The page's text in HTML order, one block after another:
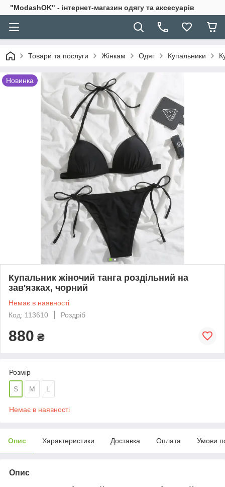
"ModashOK" - інтернет-магазин одягу та аксесуарів
Товари та послуги Жінкам Одяг Купальники
Новинка
Купальник жіночий танга роздільний на
зав'язках, чорний
Немає в наявності
Код: 113610
Роздріб
880 ₴
Розмір
S M L
Немає в наявності
Опис Характеристики Доставка Оплата Умови
Опис